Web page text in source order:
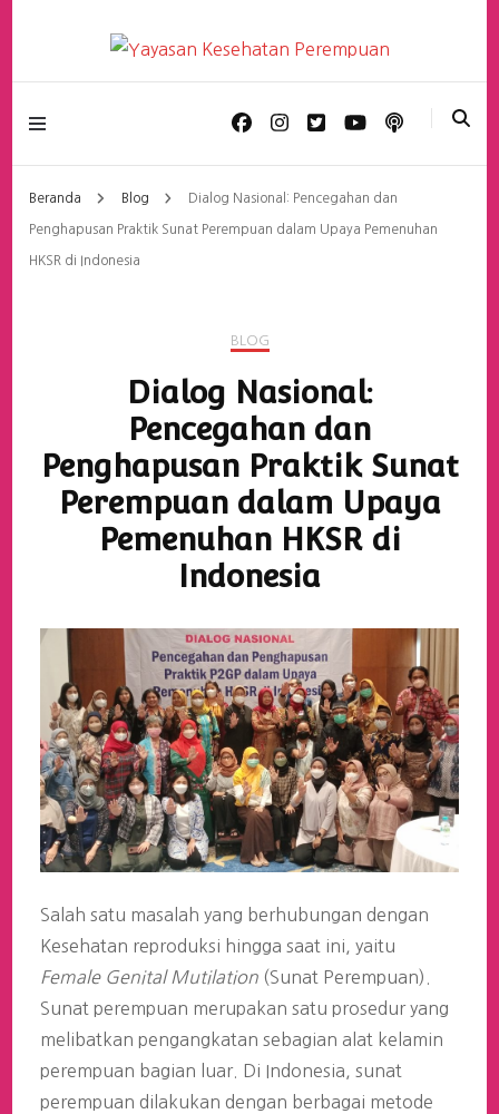
Yayasan Kesehatan
Perempuan
Beranda Blog Dialog Nasional: Pencegahan dan
Penghapusan Praktik Sunat Perempuan dalam Upaya Pemenuhan
HKSR di Indonesia
BLOG
Dialog Nasional:
Pencegahan dan
Penghapusan Praktik Sunat
Perempuan dalam Upaya
Pemenuhan HKSR di
Indonesia
Salah satu masalah yang berhubungan dengan
Kesehatan reproduksi hingga saat ini, yaitu
Female Genital Mutilation (Sunat Perempuan).
Sunat perempuan merupakan satu prosedur yang
melibatkan pengangkatan sebagian alat kelamin
perempuan bagian luar. Di Indonesia, sunat
perempuan dilakukan dengan berbagai metode